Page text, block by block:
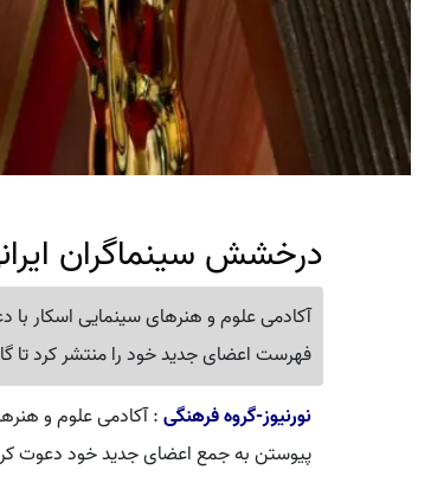
درخشش سینماگران
فهرست اعضای جدید خود را منتشر کرد تا
نورنیوز-گروه فرهنگی: آکادمی علوم و
پیوستن به جمع اعضای جدید خود دعوت